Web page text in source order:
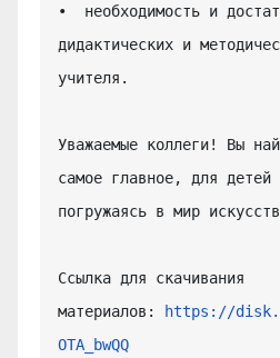
•  необходимость и
дидактических и
учителя.
Уважаемые коллеги! Вы
самое главное, для детей
погружаясь в мир
Ссылка для скачивания
материалов:
https://
OTA_bwQQ